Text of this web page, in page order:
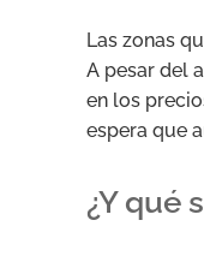
Las zonas
A pesar del
en los
espera que
¿Y qué